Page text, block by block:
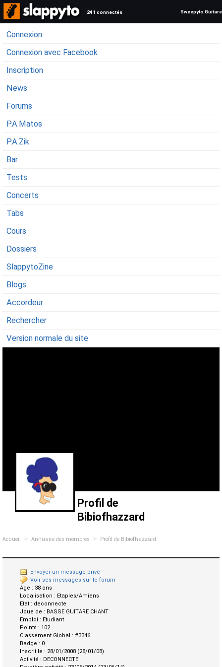
241 connectés Sweepyto Guitare
Connexion
Connexion avec Facebook
Inscription
News
Forums
P.A.Matos
P.A.Zik
Bar
Tests
Concerts
Tabs
Cours
Dossiers
SlappytoZine
Blogs
Accordeur
Rechercher
Version normale du site
Profil de
Bibiofhazzard
Accueil > Annuaire des membres > Profil de Bibiofhazzard
Envoyer un message privé
Voir ses messages sur le forum
Age : 38 ans
Localisation : Etaples/Amiens
Etat : deconnecte
Joue de : BASSE GUITARE CHANT
Emploi : Etudiant
Points : 102
Classement Global : #3346
Badge : 0
Inscrit le : 28/01/2008 (28/01/08)
Activité : DECONNECTE